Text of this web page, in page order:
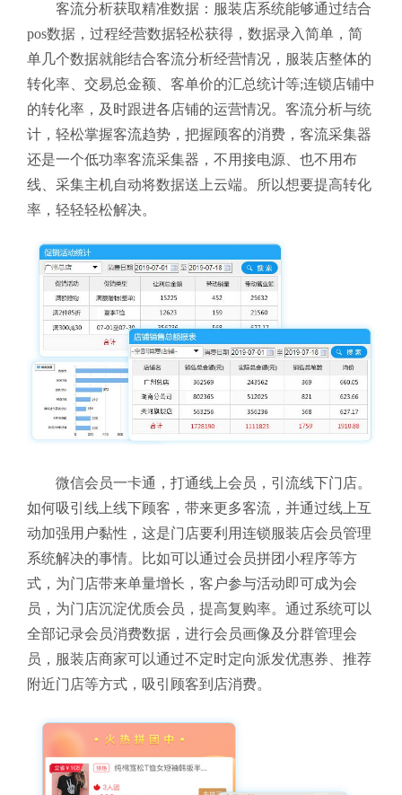
客流分析获取精准数据：服装店系统能够通过结合
pos数据，过程经营数据轻松获得，数据录入简单，简
单几个数据就能结合客流分析经营情况，服装店整体的
转化率、交易总金额、客单价的汇总统计等;连锁店铺中
的转化率，及时跟进各店铺的运营情况。 客流分析与统
计，轻松掌握客流趋势，把握顾客的消费，客流采集器
还是一个低功率客流采集器，不用接电源、也不用布
线、采集主机自动将数据送上云端。所以想要提高转化
率，轻轻轻松解决。
微信会员一卡通，打通线上会员，引流线下门店。
如何吸引线上线下顾客，带来更多客流，并通过线上互
动加强用户黏性，这是门店要利用连锁服装店会员管理
系统解决的事情。比如可以通过会员拼团小程序等方
式，为门店带来单量增长，客户参与活动即可成为会
员，为门店沉淀优质会员，提高复购率。通过系统可以
全部记录会员消费数据，进行会员画像及分群管理会
员，服装店商家可以通过不定时定向派发优惠券、推荐
附近门店等方式，吸引顾客到店消费。